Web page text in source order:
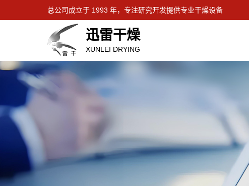
总公司成立于 1993 年，专注研究开发提供专业干燥设备
迅雷干燥
XUNLEI DRYING